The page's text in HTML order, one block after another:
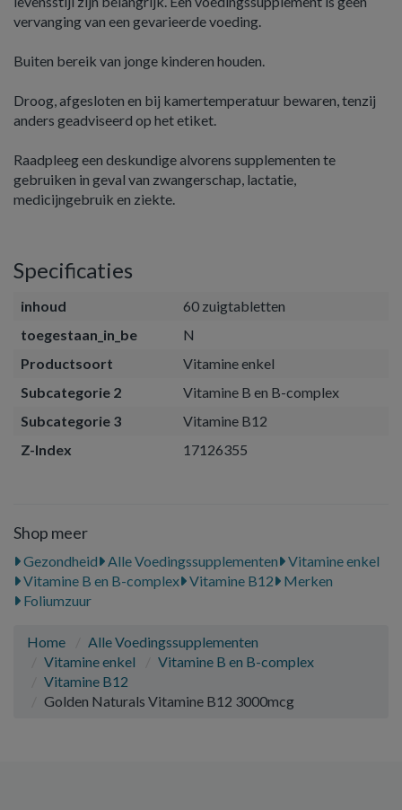
vervanging van een gevarieerde voeding.
Buiten bereik van jonge kinderen houden.
Droog, afgesloten en bij kamertemperatuur bewaren, tenzij
anders geadviseerd op het etiket.
Raadpleeg een deskundige alvorens supplementen te
gebruiken in geval van zwangerschap, lactatie,
medicijngebruik en ziekte.
Specificaties
inhoud
60 zuigtabletten
toegestaan_in_be
N
Productsoort
Vitamine enkel
Subcategorie 2
Vitamine B en B-complex
Subcategorie 3
Vitamine B12
Z-Index
17126355
Shop meer
Gezondheid Alle Voedingssupplementen
Vitamine enkel
Vitamine B en B-complex Vitamine B12
Merken
Foliumzuur
Home
Alle Voedingssupplementen
Vitamine enkel
Vitamine B en B-complex
Vitamine B12
Golden Naturals Vitamine B12 3000mcg